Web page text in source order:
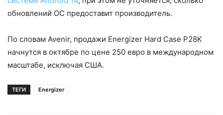
обновлений ОС предоставит производитель.
По словам Avenir, продажи Energizer Hard Case P28K
начнутся в октябре по цене 250 евро в международном
масштабе, исключая США.
ТЕГИ Energizer